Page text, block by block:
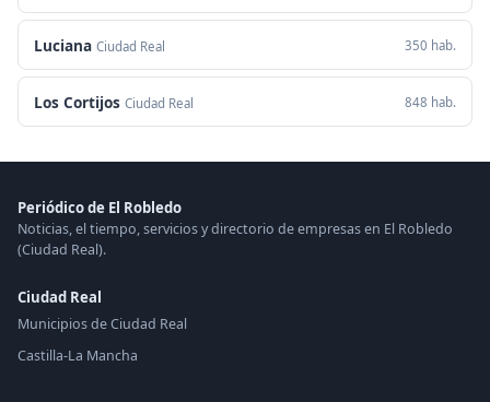
Luciana Ciudad Real 350 hab.
Los Cortijos Ciudad Real 848 hab.
Periódico de El Robledo
Noticias, el tiempo, servicios y directorio de empresas en El Robledo
(Ciudad Real).
Ciudad Real
Municipios de Ciudad Real
Castilla-La Mancha